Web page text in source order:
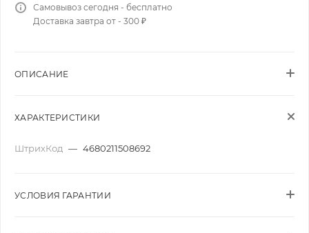
Самовывоз сегодня - бесплатно
Доставка завтра от - 300 ₽
ОПИСАНИЕ
ХАРАКТЕРИСТИКИ
ШтрихКод — 4680211508692
УСЛОВИЯ ГАРАНТИИ